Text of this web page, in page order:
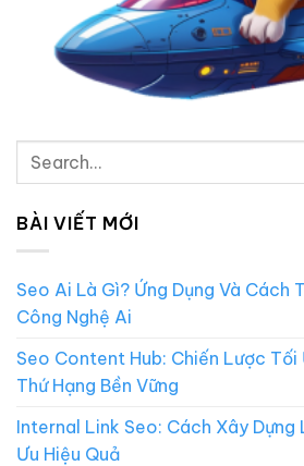
BÀI VIẾT MỚI
Seo Ai Là Gì? Ứng Dụng Và Cách
Công Nghệ Ai
Seo Content Hub: Chiến Lược Tối
Thứ Hạng Bền Vững
Internal Link Seo: Cách Xây Dựng
Ưu Hiệu Quả